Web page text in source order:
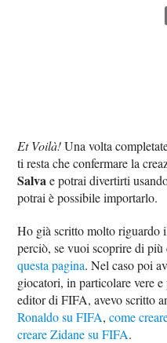
Et Voilà!Una volta
ti resta che confermare la
Salva e potrai divertirti
potrai è possibile importarlo.
Ho già scritto molto riguardo
perciò, se vuoi scoprire di
questa pagina. Nel caso poi
giocatori, in particolare vere
editor di FIFA, avevo scritto
Ronaldo su FIFA,come
creare Zidane su FIFA.